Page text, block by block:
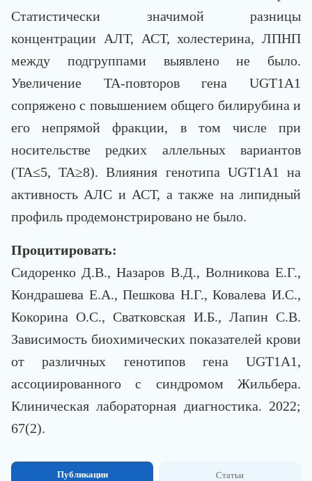
Статистически значимой разницы
концентрации АЛТ, АСТ, холестерина, ЛПНП
между подгруппами выявлено не было.
Увеличение TA-повторов гена UGT1A1
сопряжено с повышением общего билирубина и
его непрямой фракции, в том числе при
носительстве редких аллельных вариантов
(TA≤5, TA≥8). Влияния генотипа UGT1A1 на
активность АЛС и АСТ, а также на липидный
профиль продемонстрировано не было.
Процитировать:
Сидоренко Д.В., Назаров В.Д., Волникова Е.Г.,
Кондрашева Е.А., Пешкова Н.Г., Ковалева И.С.,
Кокорина О.С., Сватковская И.Б., Лапин С.В.
Зависимость биохимических показателей крови
от различных генотипов гена UGT1A1,
ассоциированного с синдромом Жильбера.
Клиническая лабораторная диагностика. 2022;
67(2).
Публикации Статьи